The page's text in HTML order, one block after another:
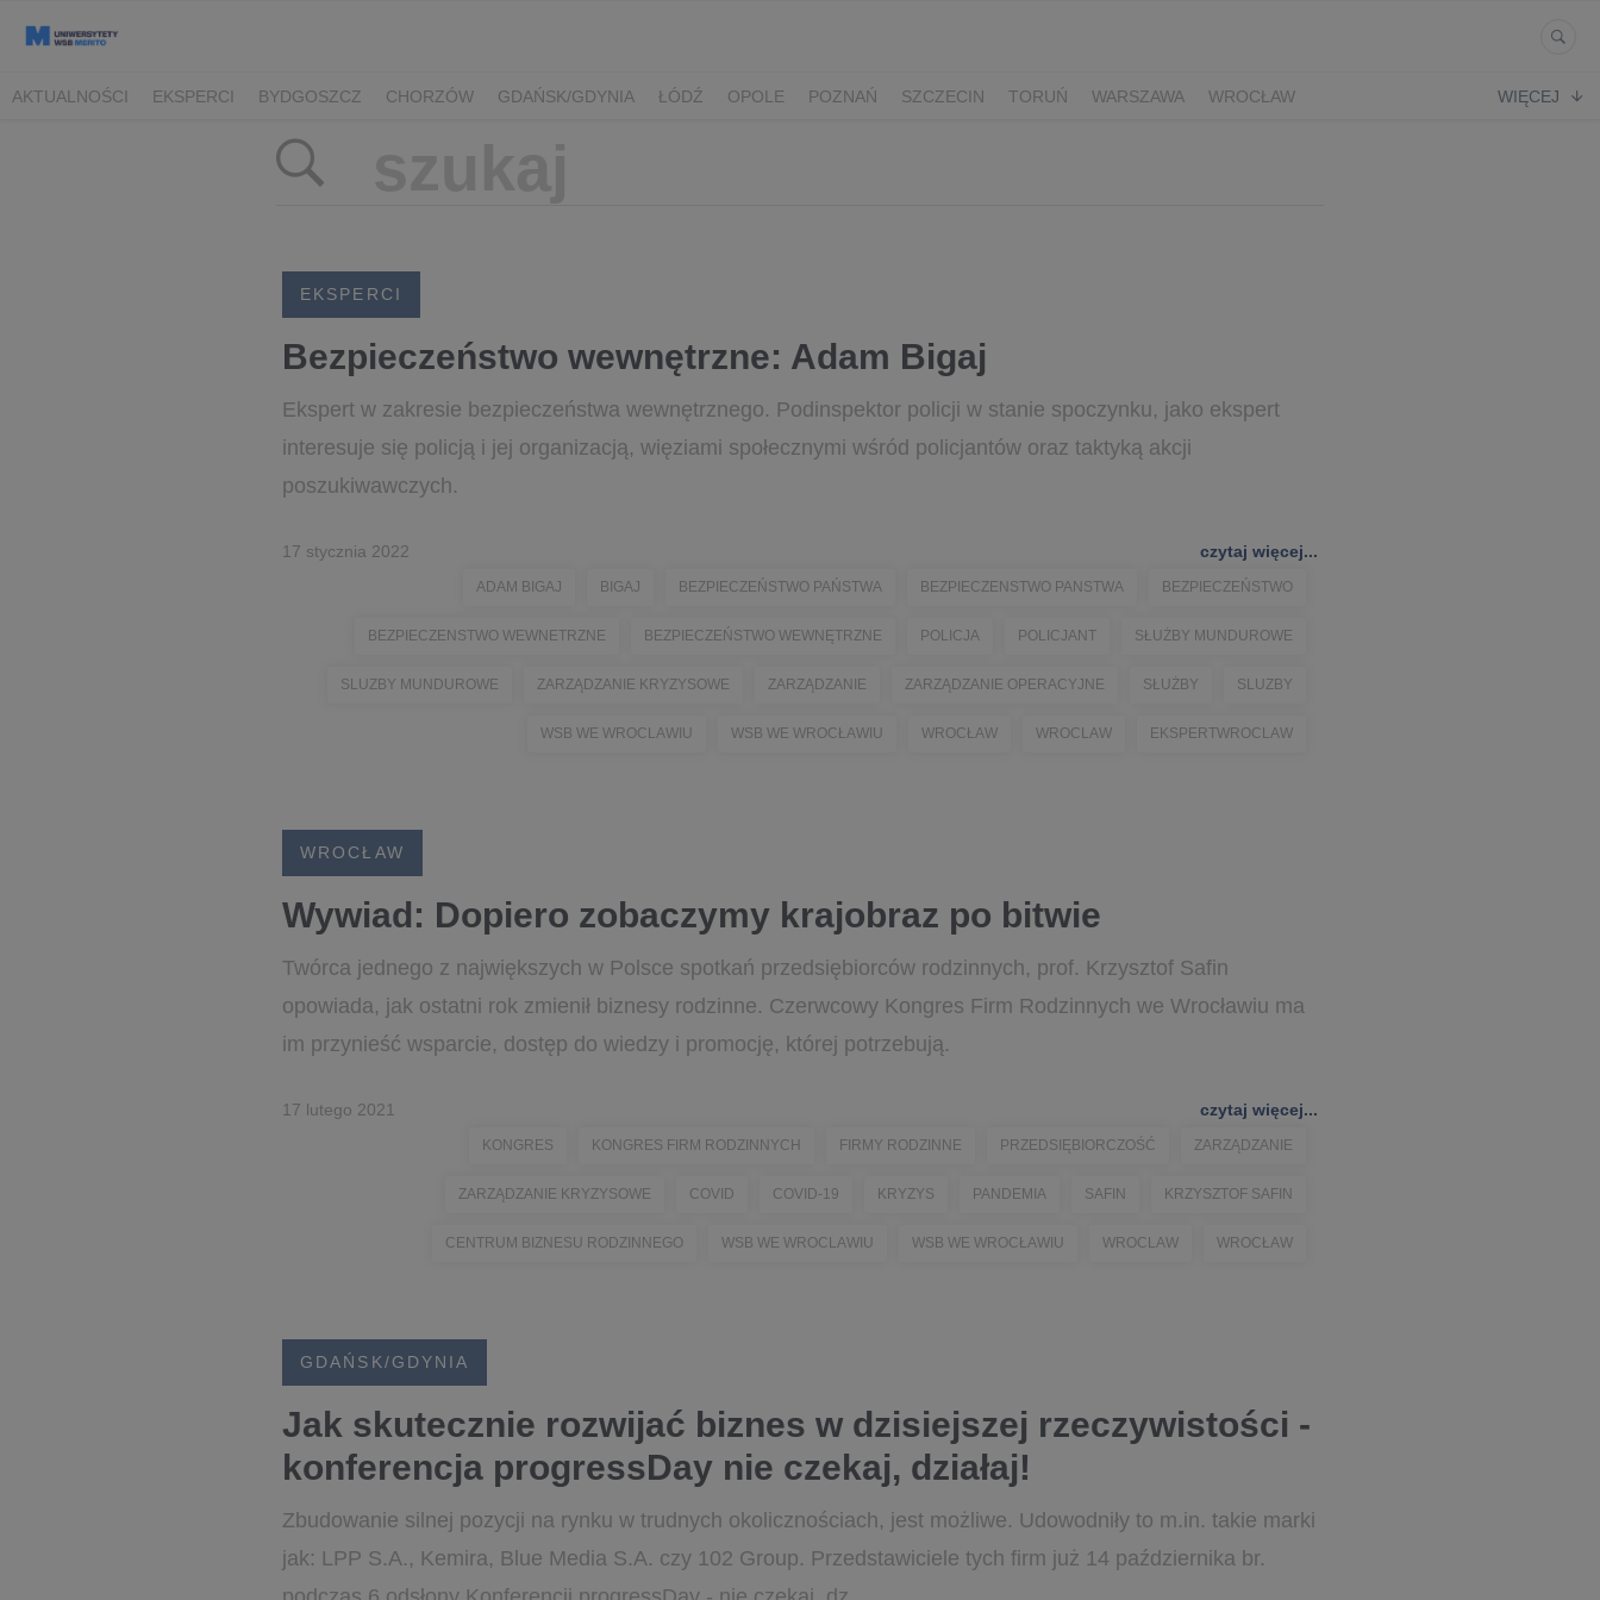
AKTUALNOŚCI EKSPERCI BYDGOSZCZ CHORZÓW GDAŃSK/GDYNIA ŁÓDŹ OPOLE POZNAŃ SZCZECIN TORUŃ WARSZAWA
WROCŁAW
WIĘCEJ
EKSPERCI
Bezpieczeństwo wewnętrzne: Adam Bigaj
Ekspert w zakresie bezpieczeństwa wewnętrznego. Podinspektor policji w stanie spoczynku, jako ekspert
interesuje się policją i jej organizacją, więziami społecznymi wśród policjantów oraz taktyką akcji
poszukiwawczych.
17 stycznia 2022 czytaj więcej...
ADAM BIGAJ BIGAJ BEZPIECZEŃSTWO PAŃSTWA BEZPIECZENSTWO PANSTWA BEZPIECZEŃSTWO
BEZPIECZENSTWO WEWNETRZNE BEZPIECZEŃSTWO WEWNĘTRZNE POLICJA POLICJANT SŁUŻBY MUNDUROWE
SLUZBY MUNDUROWE ZARZĄDZANIE KRYZYSOWE ZARZĄDZANIE ZARZĄDZANIE OPERACYJNE SŁUŻBY SLUZBY
WSB WE WROCLAWIU WSB WE WROCŁAWIU WROCŁAW WROCLAW EKSPERTWROCLAW
WROCŁAW
Wywiad: Dopiero zobaczymy krajobraz po bitwie
Twórca jednego z największych w Polsce spotkań przedsiębiorców rodzinnych, prof. Krzysztof Safin
opowiada, jak ostatni rok zmienił biznesy rodzinne. Czerwcowy Kongres Firm Rodzinnych we Wrocławiu ma
im przynieść wsparcie, dostęp do wiedzy i promocję, której potrzebują.
17 lutego 2021 czytaj więcej...
KONGRES KONGRES FIRM RODZINNYCH FIRMY RODZINNE PRZEDSIĘBIORCZOŚĆ ZARZĄDZANIE
ZARZĄDZANIE KRYZYSOWE COVID COVID-19 KRYZYS PANDEMIA SAFIN KRZYSZTOF SAFIN
CENTRUM BIZNESU RODZINNEGO WSB WE WROCLAWIU WSB WE WROCŁAWIU WROCLAW WROCŁAW
GDAŃSK/GDYNIA
Jak skutecznie rozwijać biznes w dzisiejszej rzeczywistości -
konferencja progressDay nie czekaj, działaj!
Zbudowanie silnej pozycji na rynku w trudnych okolicznościach, jest możliwe. Udowodniły to m.in. takie marki
jak: LPP S.A., Kemira, Blue Media S.A. czy 102 Group. Przedstawiciele tych firm już 14 października br.